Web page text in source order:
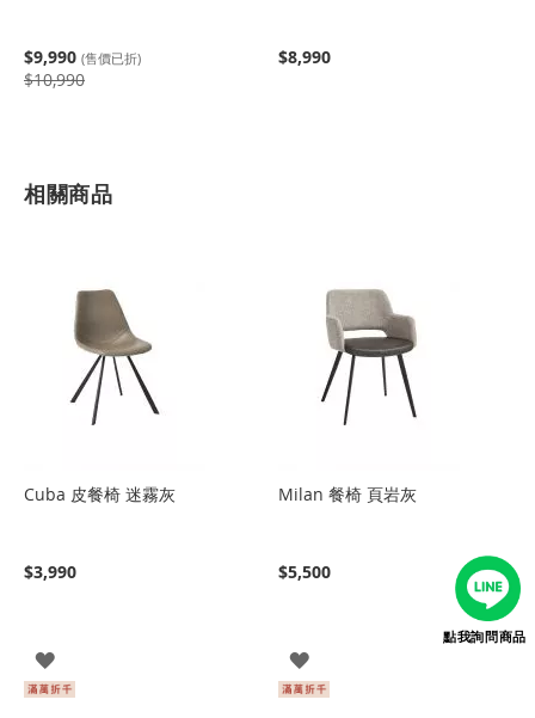
$9,990 (售價已折)
$10,990
$8,990
相關商品
Cuba 皮餐椅 迷霧灰
$3,990
登
入
Milan 餐椅 頁岩灰
$5,500
登
入
點我詢問商品